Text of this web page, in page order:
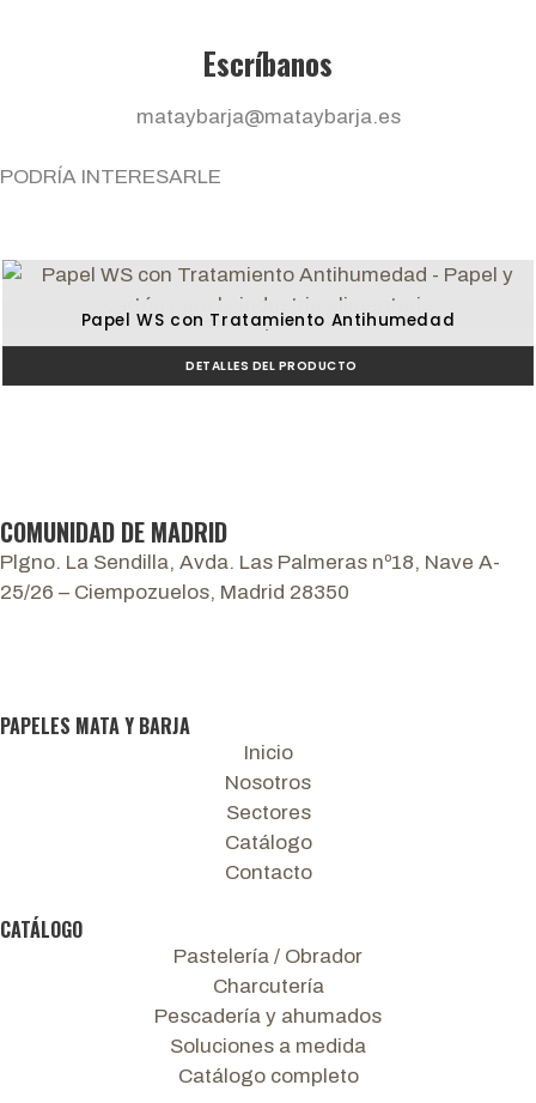
Escríbanos
mataybarja@mataybarja.es
PODRÍA INTERESARLE
Papel WS con Tratamiento Antihumedad
Pescadería y ahumados
DETALLES DEL PRODUCTO
COMUNIDAD DE MADRID
Plgno. La Sendilla, Avda. Las Palmeras nº18, Nave A-
25/26 – Ciempozuelos, Madrid 28350
PAPELES MATA Y BARJA
Inicio
Nosotros
Sectores
Catálogo
Contacto
CATÁLOGO
Pastelería / Obrador
Charcutería
Pescadería y ahumados
Soluciones a medida
Catálogo completo